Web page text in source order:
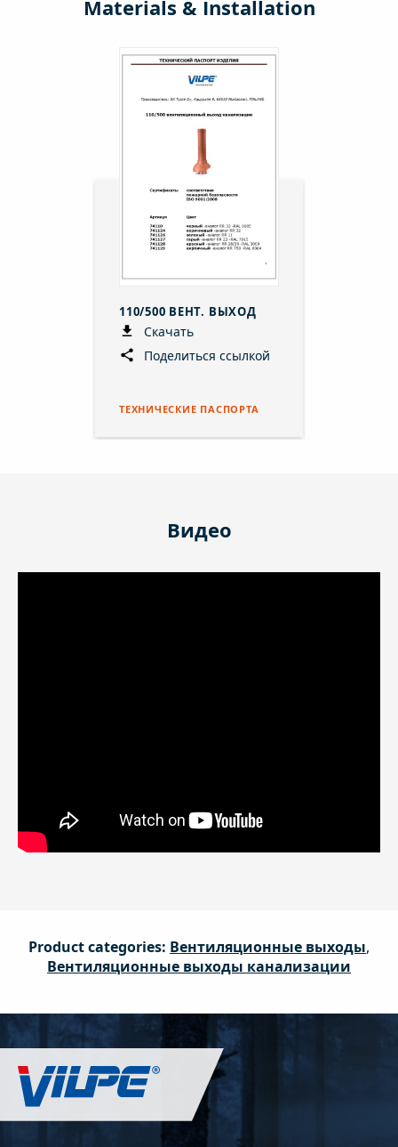
Materials & Installation
110/500 ВЕНТ. ВЫХОД
Скачать
Поделиться ссылкой
ТЕХНИЧЕСКИЕ ПАСПОРТА
Видео
Product categories: Вентиляционные выходы,
Вентиляционные выходы канализации